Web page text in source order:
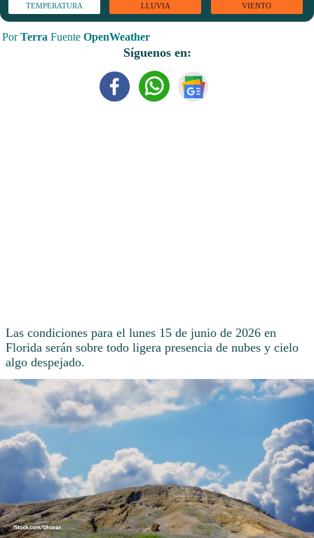
TEMPERATURA LLUVIA VIENTO
PorTerra Fuente OpenWeather
Síguenos en:
Las condiciones para el lunes 15 de junio de 2026 en
Florida serán sobre todo ligera presencia de nubes y cielo
algo despejado.